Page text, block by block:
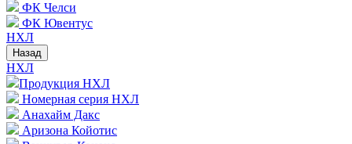
ФК Челси
ФК Ювентус
НХЛ
Назад
НХЛ
Продукция НХЛ
Номерная серия НХЛ
Анахайм Дакс
Аризона Койотис